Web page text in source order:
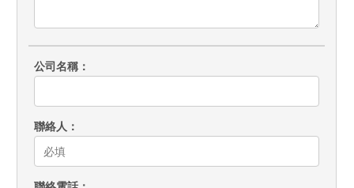
公司名稱
聯絡人